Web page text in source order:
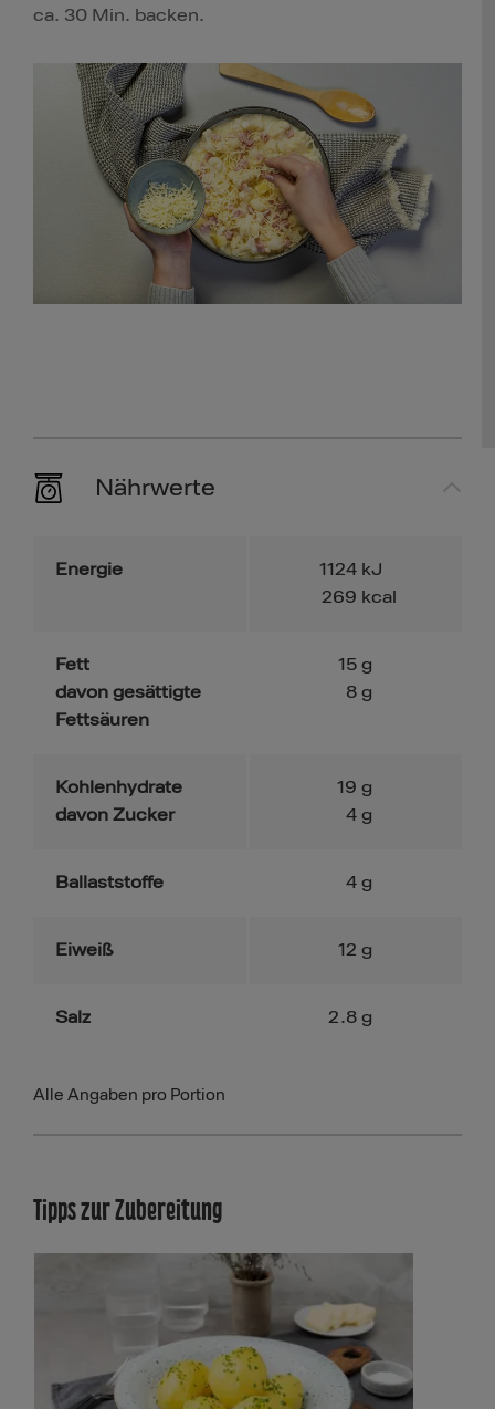
ca. 30 Min. backen.
Nährwerte
Energie 1124 kJ
269 kcal
Fett
davon gesättigte
Fettsäuren
15 g
8 g
Kohlenhydrate
davon Zucker
19 g
4 g
Ballaststoffe 4 g
Eiweiß 12 g
Salz 2.8 g
Alle Angaben pro Portion
Tipps zur Zubereitung